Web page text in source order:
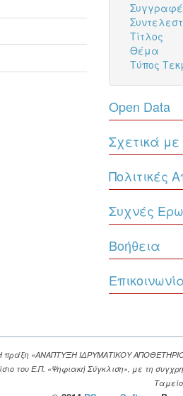
Τίτλος
Θέμα
Τύπος
Open Data
Σχετικά
Πολιτικές
Συχνές
Βοήθεια
πράξη «ΑΝΑΠΤΥΞΗ ΙΔΡΥΜΑΤΙΚΟΥ
του Ε.Π. «Ψηφιακή Σύγκλιση», με τη